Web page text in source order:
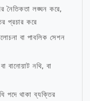
নৈতিকতা লঙ্ঘন করে,
প্রচার করে
বা পাবলিক সেশন
বানোয়াট নথি, বা
পদে থাকা ব্যক্তির